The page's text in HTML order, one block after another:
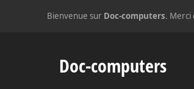
Bienvenue sur Doc-computers. Merci
Doc-computers